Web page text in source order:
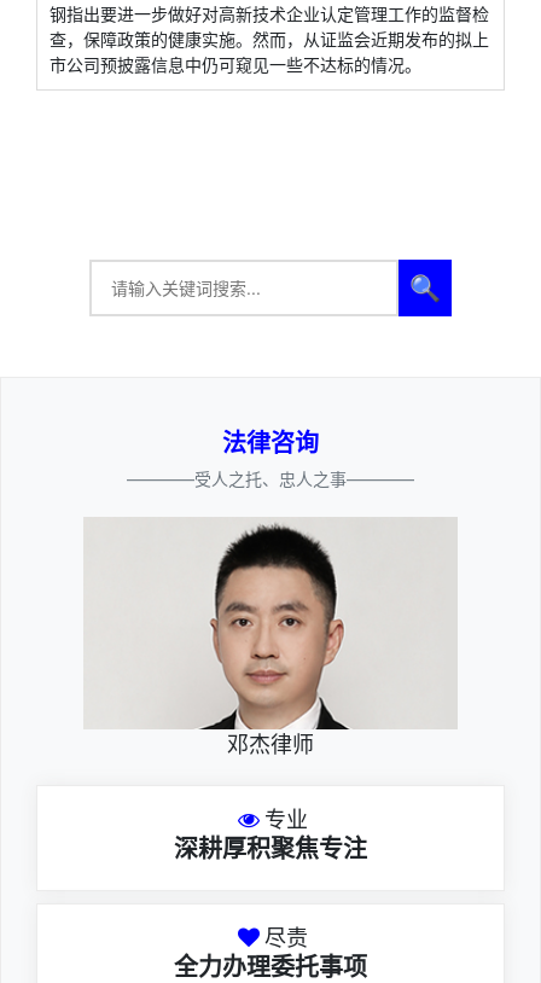
钢指出要进一步做好对高新技术企业认定管理工作的监督检
查，保障政策的健康实施。然而，从证监会近期发布的拟上
市公司预披露信息中仍可窥见一些不达标的情况。
🔍
法律咨询
————受人之托、忠人之事————
邓杰律师
专业
深耕厚积聚焦专注
尽责
全力办理委托事项